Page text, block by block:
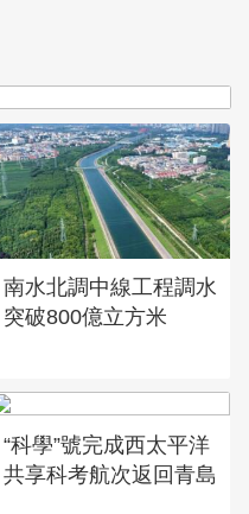
南水北調中線工程調水
突破800億立方米
“科學”號完成西太平洋
共享科考航次返回青島